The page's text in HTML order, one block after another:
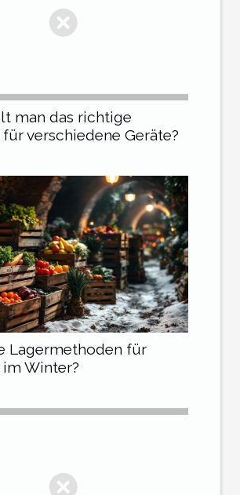
man das richtige
verschiedene Geräte?
Lagermethoden für
Winter?